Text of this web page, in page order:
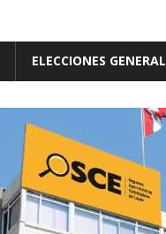
ELECCIONES